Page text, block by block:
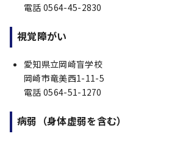
電話 0564-45-2830
視覚障がい
愛知県立岡崎盲学校
岡崎市竜美西1-11-5
電話 0564-51-1270
病弱（身体虚弱を含む）